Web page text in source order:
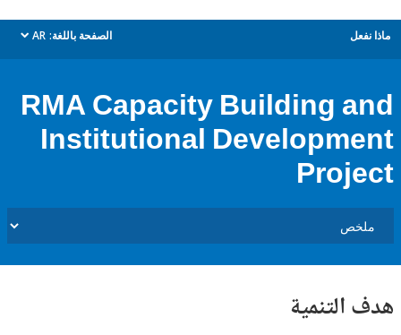
الصفحة باللغة: AR
dropdown
RMA Capacity Building
Institutional